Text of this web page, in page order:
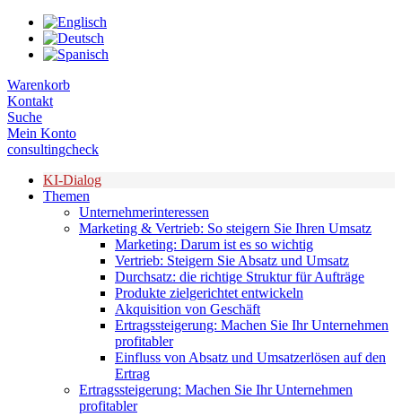
Zum
Inhalt
springen
Warenkorb
Kontakt
Suche
Mein Konto
consultingcheck
KI-Dialog
Themen
Unternehmerinteressen
Marketing & Vertrieb: So steigern Sie Ihren Umsatz
Marketing: Darum ist es so wichtig
Vertrieb: Steigern Sie Absatz und Umsatz
Durchsatz: die richtige Struktur für Aufträge
Produkte zielgerichtet entwickeln
Akquisition von Geschäft
Ertragssteigerung: Machen Sie Ihr Unternehmen
profitabler
Einfluss von Absatz und Umsatzerlösen auf den
Ertrag
Ertragssteigerung: Machen Sie Ihr Unternehmen
profitabler